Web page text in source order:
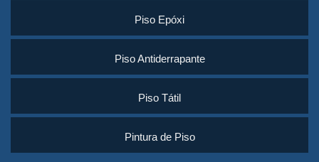
Piso Epóxi
Piso Antiderrapante
Piso Tátil
Pintura de Piso